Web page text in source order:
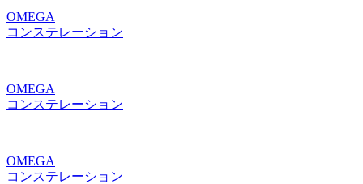
OMEGA
コンステレーション
OMEGA
コンステレーション
OMEGA
コンステレーション